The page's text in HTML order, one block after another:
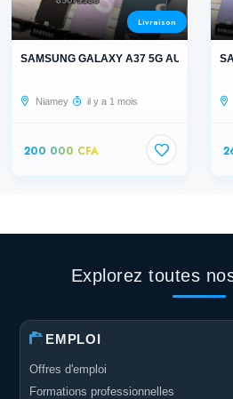
Livraison
SAMSUNG GALAXY A37 5G
Niamey il y a 1 mois
200 000 CFA
Explorez toutes
EMPLOI
Offres d'emploi
Formations professionnelles